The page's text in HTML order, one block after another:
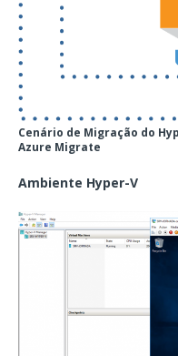
Cenário de Migração do
Azure Migrate
Ambiente Hyper-V